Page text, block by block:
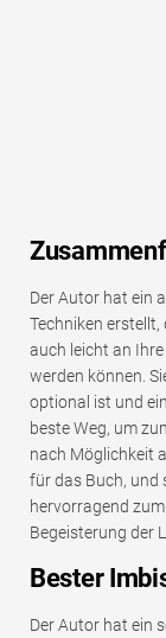
Der Autor hat ein
Techniken
auch leicht an
werden können.
optional ist und
beste Weg, um
nach Möglichkeit
für das Buch, und
hervorragend
Begeisterung der
Bester
Der Autor hat ein